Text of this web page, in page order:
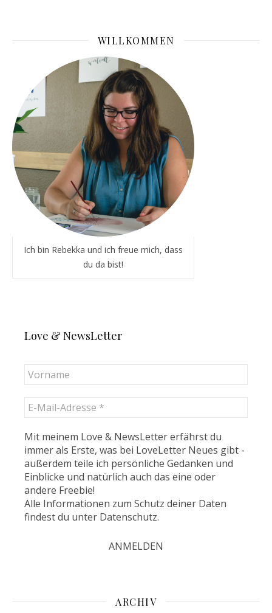
WILLKOMMEN
Ich bin Rebekka und ich freue mich, dass
du da bist!
Love & NewsLetter
Mit meinem Love & NewsLetter erfährst du
immer als Erste, was bei LoveLetter Neues gibt -
außerdem teile ich persönliche Gedanken und
Einblicke und natürlich auch das eine oder
andere Freebie!
Alle Informationen zum Schutz deiner Daten
findest du unter Datenschutz.
ARCHIV